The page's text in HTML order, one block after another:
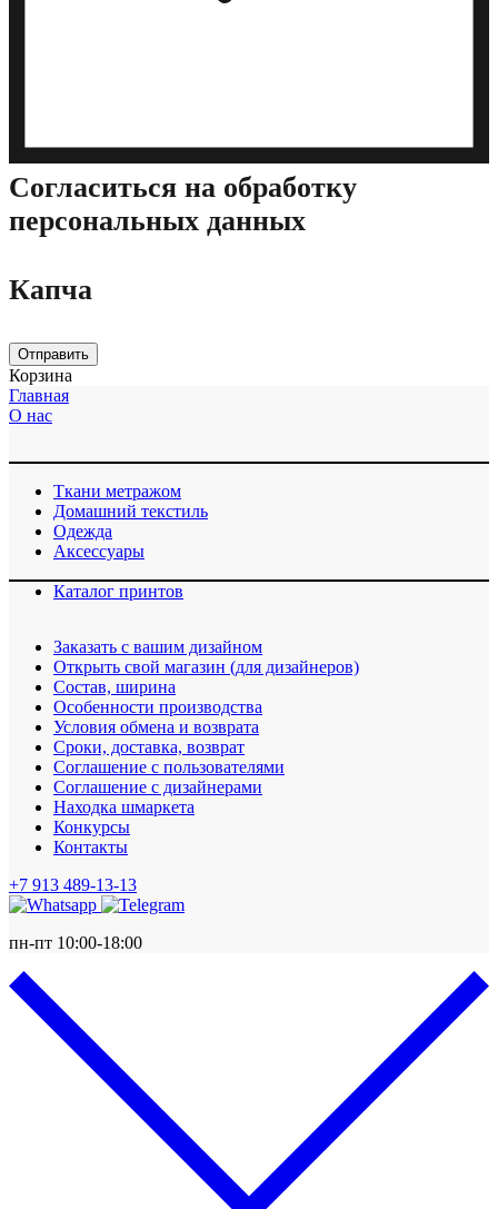
Cогласиться на обработку
персональных данных
Капча
Отправить
Корзина
Главная
О нас
Ткани метражом
Домашний текстиль
Одежда
Аксессуары
Каталог принтов
Заказать с вашим дизайном
Открыть свой магазин (для дизайнеров)
Cостав, ширина
Особенности производства
Условия обмена и возврата
Сроки, доставка, возврат
Соглашение с пользователями
Соглашение с дизайнерами
Находка шмаркета
Конкурсы
Контакты
+7 913 489-13-13
пн-пт 10:00-18:00